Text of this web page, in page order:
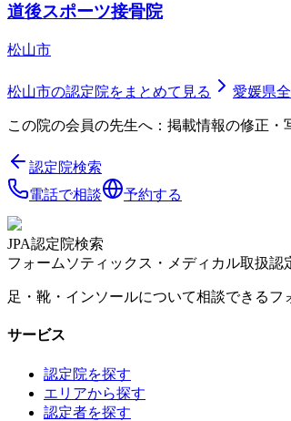
道後スポーツ接骨院
松山市
松山市の認定院をまとめて見る 愛媛県
この院の会員の先生へ：掲載情報の修正・
認定院検索
電話で相談
予約する
JPA認定院検索
フォームソティックス・メディカル取扱認
足・靴・インソールについて相談できる
サービス
認定院を探す
エリアから探す
認定者を探す